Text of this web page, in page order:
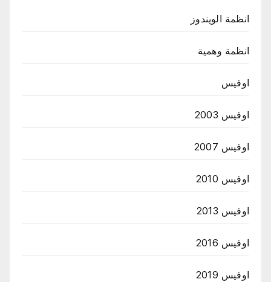
انظمة الويندوز
انظمة وهمية
اوفيس
اوفيس 2003
اوفيس 2007
اوفيس 2010
اوفيس 2013
اوفيس 2016
اوفيس 2019